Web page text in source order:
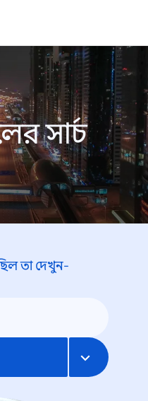
সার্চ
তা দেখুন-